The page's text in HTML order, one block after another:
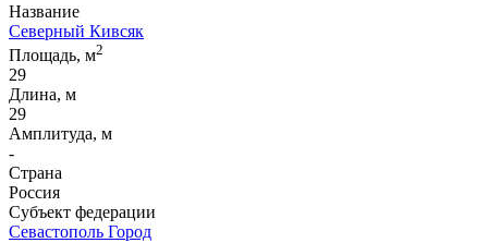
Название
Северный Кивсяк
Площадь, м2
29
Длина, м
29
Амплитуда, м
-
Страна
Россия
Субъект федерации
Севастополь Город